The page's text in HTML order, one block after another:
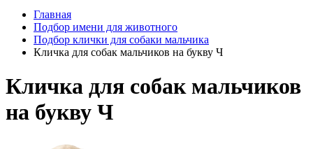
Главная
Подбор имени для животного
Подбор клички для собаки мальчика
Кличка для собак мальчиков на букву Ч
Кличка для собак мальчиков
на букву Ч